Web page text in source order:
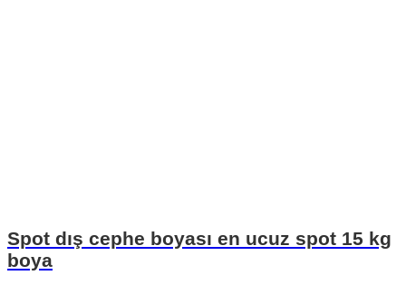
Spot dış cephe boyası en ucuz spot 15 kg
boya